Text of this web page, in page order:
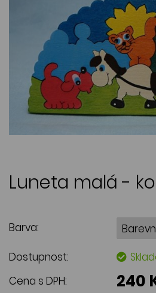
Luneta malá -
Barva:
Dostupnost:
Cena s DPH:
240